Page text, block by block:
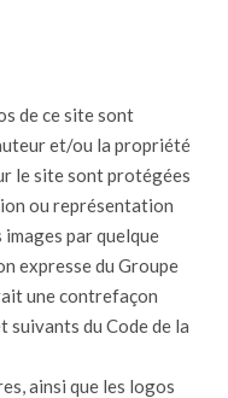
de ce site sont
et/ou la propriété
le site sont protégées
ou représentation
par quelque
expresse du Groupe
une contrefaçon
du Code de la
ainsi que les logos